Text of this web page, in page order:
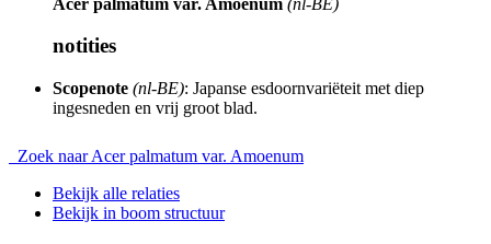
notities
Scopenote (nl-BE): Japanse esdoornvariëteit met diep
ingesneden en vrij groot blad.
Zoek naar Acer palmatum var. Amoenum
Bekijk alle relaties
Bekijk in boom structuur